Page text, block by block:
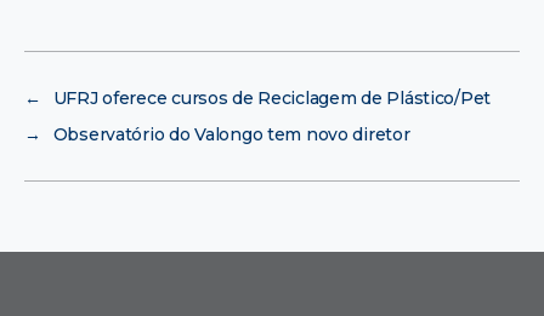
←
UFRJ oferece cursos de Reciclagem de Plástico/Pet
→
Observatório do Valongo tem novo diretor